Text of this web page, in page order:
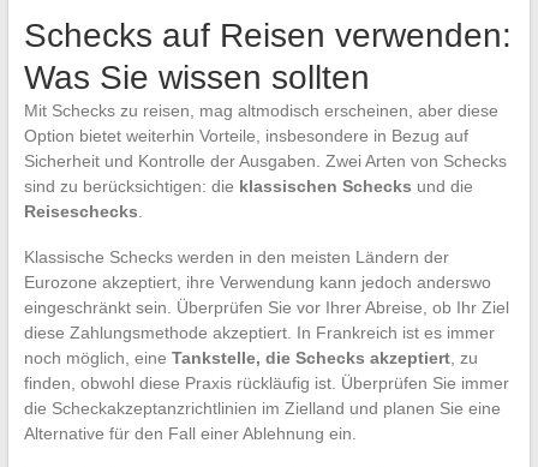
Schecks auf Reisen verwenden:
Was Sie wissen sollten
Mit Schecks zu reisen, mag altmodisch erscheinen, aber diese
Option bietet weiterhin Vorteile, insbesondere in Bezug auf
Sicherheit und Kontrolle der Ausgaben. Zwei Arten von Schecks
sind zu berücksichtigen: die klassischen Schecks und die
Reiseschecks
Klassische Schecks werden in den meisten Ländern der
Eurozone akzeptiert, ihre Verwendung kann jedoch anderswo
eingeschränkt sein. Überprüfen Sie vor Ihrer Abreise, ob Ihr Ziel
diese Zahlungsmethode akzeptiert. In Frankreich ist es immer
noch möglich, eine Tankstelle, die Schecks akzeptiert, zu
finden, obwohl diese Praxis rückläufig ist. Überprüfen Sie immer
die Scheckakzeptanzrichtlinien im Zielland und planen Sie eine
Alternative für den Fall einer Ablehnung ein.